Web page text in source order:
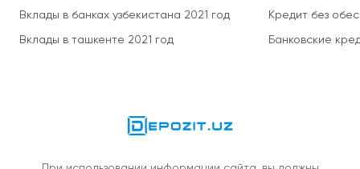
Вклады в банках узбекистана 2021 год
Вклады в ташкенте 2021 год
Кредит без
Банковские